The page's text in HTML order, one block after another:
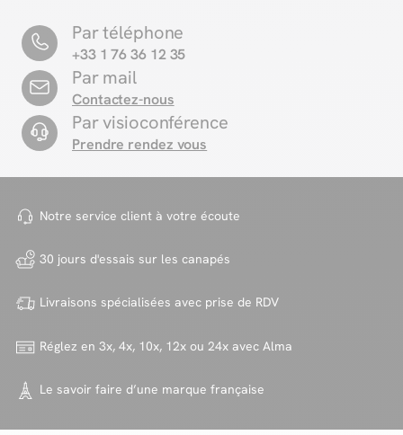
Par téléphone
+33 1 76 36 12 35
Par mail
Contactez-nous
Par visioconférence
Prendre rendez vous
Notre service client à votre écoute
30 jours d'essais sur les canapés
Livraisons spécialisées avec prise de RDV
Réglez en 3x, 4x, 10x, 12x ou 24x avec Alma
Le savoir faire d’une marque française